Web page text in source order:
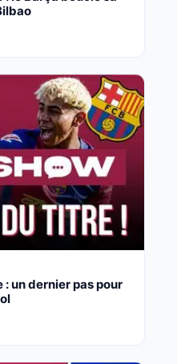
: un dernier pas pour